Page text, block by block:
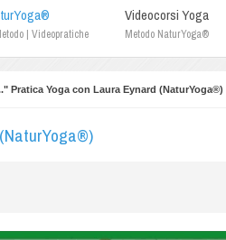
| Videopratiche
Videocorsi Yoga
Metodo NaturYoga®
Pratica Yoga con Laura Eynard (NaturYoga®)